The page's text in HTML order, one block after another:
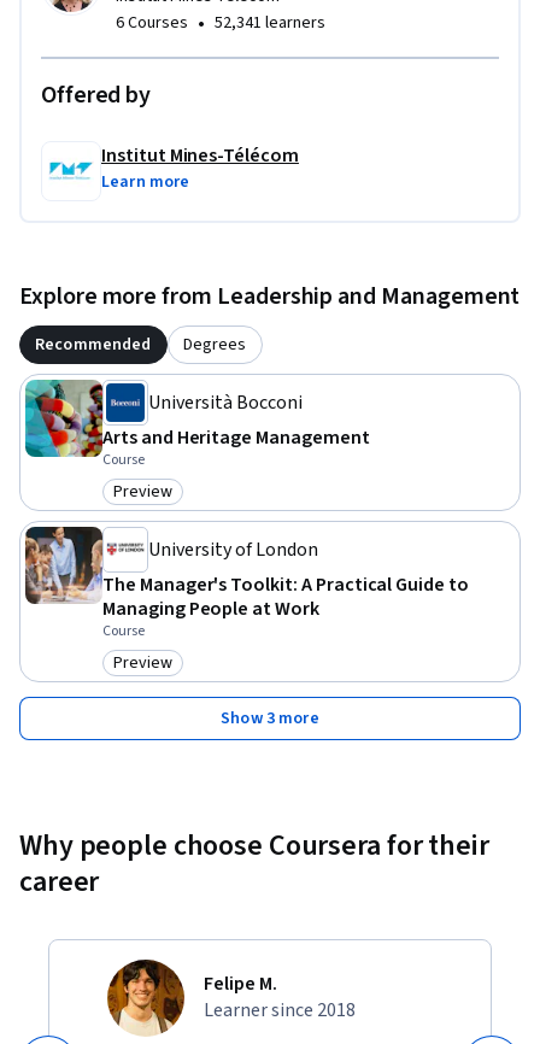
6 Courses • 52,341 learners
Offered by
Institut Mines-Télécom
Learn more
Explore more from Leadership and Management
Recommended Degrees
Università Bocconi
Arts and Heritage Management
Course
Category: Preview
Preview
University of London
The Manager's Toolkit: A Practical Guide to
Managing People at Work
Course
Category: Preview
Preview
Show 3 more
Why people choose Coursera for their
career
Felipe M.
Learner since 2018